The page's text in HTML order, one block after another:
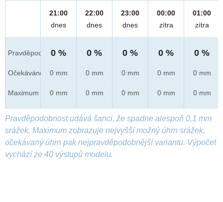
Pravděpod.
Očekáváno
Maximum
21:00
dnes
0 %
0 mm
0 mm
22:00
dnes
0 %
0 mm
0 mm
23:00
dnes
0 %
0 mm
0 mm
00:00
zítra
0 %
0 mm
0 mm
01:00
zítra
0 %
0 mm
0 mm
Pravděpodobnost udává šanci, že spadne alespoň 0,1 mm
srážek. Maximum zobrazuje nejvyšší možný úhrn srážek,
očekávaný úhrn pak nejpravděpodobnější variantu. Výpočet
vychází ze 40 výstupů modelu.